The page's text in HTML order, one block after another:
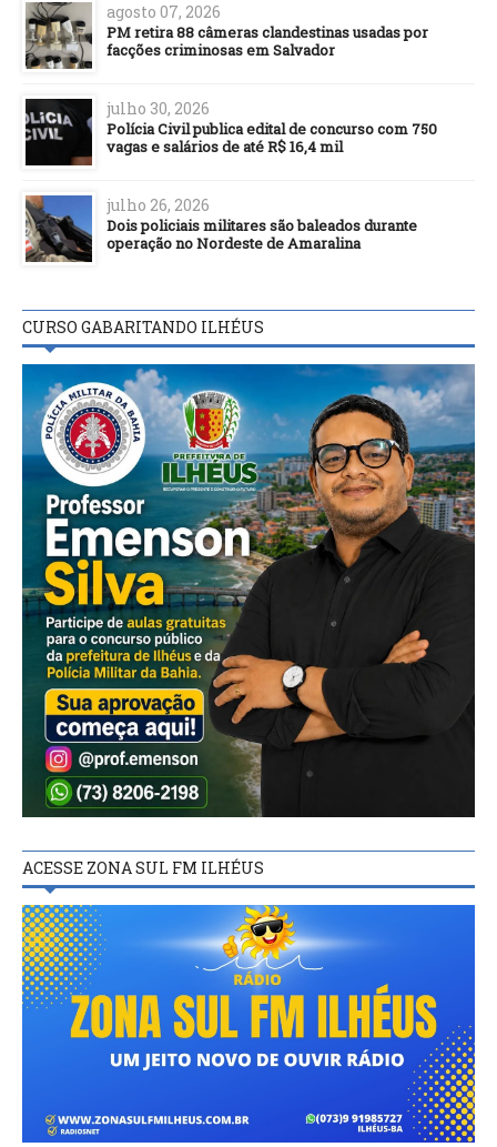
agosto 07, 2026
PM retira 88 câmeras clandestinas usadas por
facções criminosas em Salvador
julho 30, 2026
Polícia Civil publica edital de concurso com 750
vagas e salários de até R$ 16,4 mil
julho 26, 2026
Dois policiais militares são baleados durante
operação no Nordeste de Amaralina
CURSO GABARITANDO ILHÉUS
ACESSE ZONA SUL FM ILHÉUS